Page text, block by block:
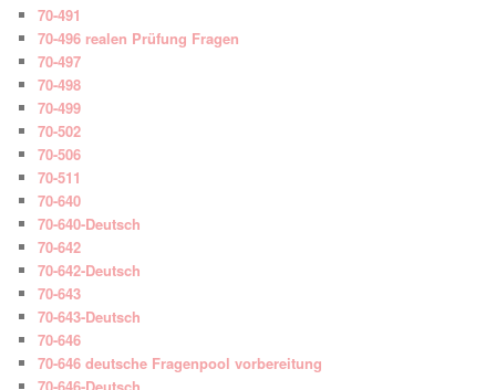
70-491
70-496 realen Prüfung Fragen
70-497
70-498
70-499
70-502
70-506
70-511
70-640
70-640-Deutsch
70-642
70-642-Deutsch
70-643
70-643-Deutsch
70-646
70-646 deutsche Fragenpool vorbereitung